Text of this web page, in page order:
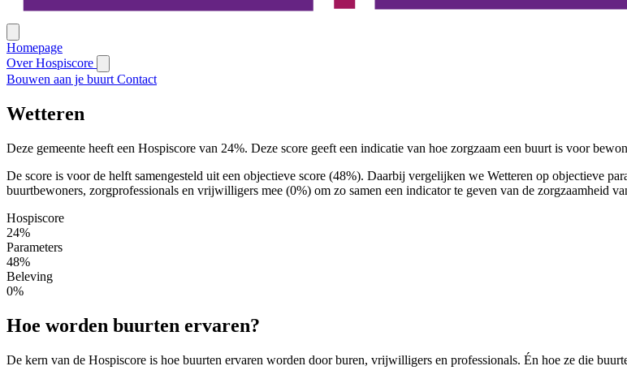
Homepage
Over Hospiscore
Bouwen aan je buurt Contact
Wetteren
Deze gemeente heeft een Hospiscore van 24%. Deze score geeft een indicatie van hoe zorgzaam een buurt is voor
De score is voor de helft samengesteld uit een objectieve score (48%). Daarbij vergelijken we Wetteren op objectieve
buurtbewoners, zorgprofessionals en vrijwilligers mee (0%) om zo samen een indicator te geven van de zorgzaamheid
Hospiscore
24%
Parameters
48%
Beleving
0%
Hoe worden buurten ervaren?
De kern van de Hospiscore is hoe buurten ervaren worden door buren, vrijwilligers en professionals. Én hoe ze die